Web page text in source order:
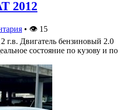
2012
• 👁 15
Двигатель бензиновый 2.0
состояние по кузову и по